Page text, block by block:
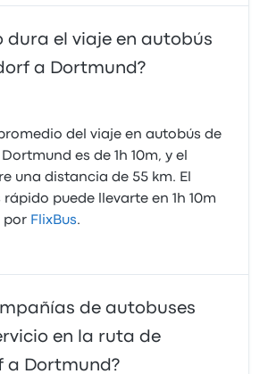
dura el viaje en autobús
a Dortmund?
del viaje en autobús de
es de 1h 10m, y el
una distancia de 55 km. El
puede llevarte en 1h 10m
por FlixBus.
de autobuses
en la ruta de
a Dortmund?